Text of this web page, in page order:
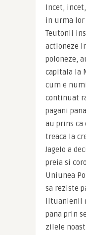
Incet,
in urma lor
Teutonii
actioneze
poloneze,
capitala la
cum e
continuat
pagani
au prins ca
treaca la
Jagelo a
preia si
Uniunea
sa reziste
lituanienii
pana prin
zilele